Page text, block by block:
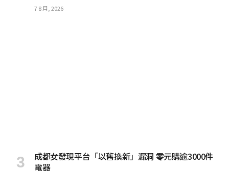
7 8 月, 2026
成都女發現平台「以舊換新」漏洞 零元購逾3000件
電器